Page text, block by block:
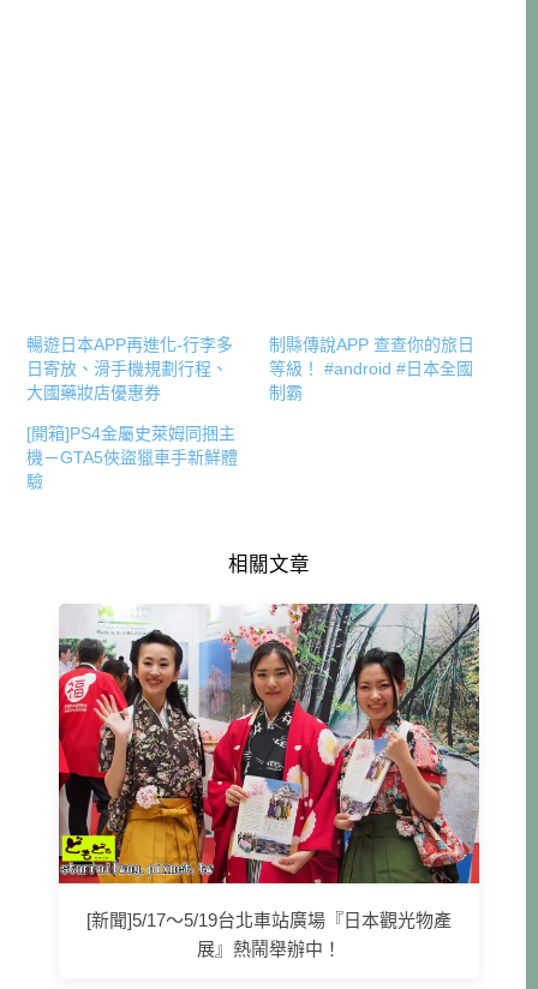
暢遊日本APP再進化-行李多
日寄放、滑手機規劃行程、
大國藥妝店優惠券
制縣傳說APP 查查你的旅日
等級！ #android #日本全國
制霸
[開箱]PS4金屬史萊姆同捆主
機－GTA5俠盜獵車手新鮮體
驗
相關文章
[新聞]5/17～5/19台北車站廣場『日本觀光物產
展』熱鬧舉辦中！